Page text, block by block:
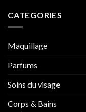
CATEGORIES
Maquillage
Parfums
Soins du visage
Corps & Bains